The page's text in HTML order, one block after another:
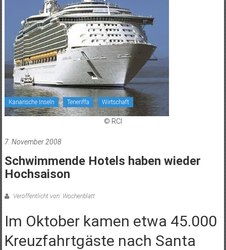
Kanarische Inseln Teneriffa Wirtschaft
© RCI
7. November 2008
Schwimmende Hotels haben wieder
Hochsaison
Veröffentlicht von: Wochenblatt
Im Oktober kamen etwa 45.000
Kreuzfahrtgäste nach Santa